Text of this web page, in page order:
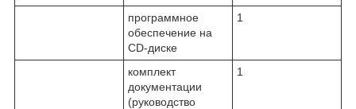
программное
обеспечение на
CD-диске
1
комплект
документации
(руководство
1